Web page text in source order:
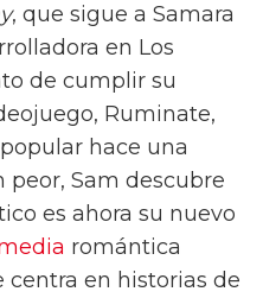
, que sigue a Samara
en Los
de cumplir su
Ruminate,
hace una
peor, Sam descubre
es ahora su nuevo
romántica
centra en historias de